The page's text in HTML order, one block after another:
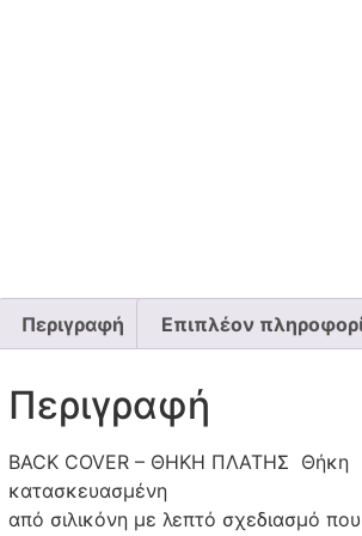
Περιγραφή Επιπλέον
Περιγραφή
BACK COVER – ΘΗΚΗ ΠΛΑΤΗΣ Θήκη
κατασκευασμένη
από σιλικόνη με λεπτό σχεδιασμό που